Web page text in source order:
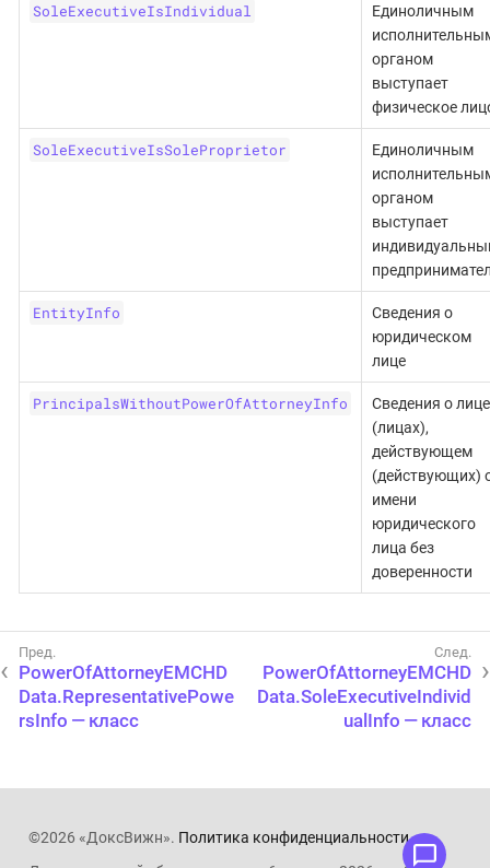
SoleExecutiveIsIndividual
Единоличным
органом
выступает
физическое
SoleExecutiveIsSoleProprietor
Единоличным
органом
выступает
EntityInfo
Сведения о
юридическом
лице
PrincipalsWithoutPowerOfAttorneyInfo
Сведения о лице
(лицах),
действующем
(действующих)
имени
юридического
лица без
доверенности
PowerOfAttorneyEMCHD
Data.RepresentativePowe
rsInfo — класс
PowerOfAttorneyEMCHD
Data.SoleExecutiveIndivid
ualInfo — класс
©2026 «ДоксВижн». Политика конфиденциальности.